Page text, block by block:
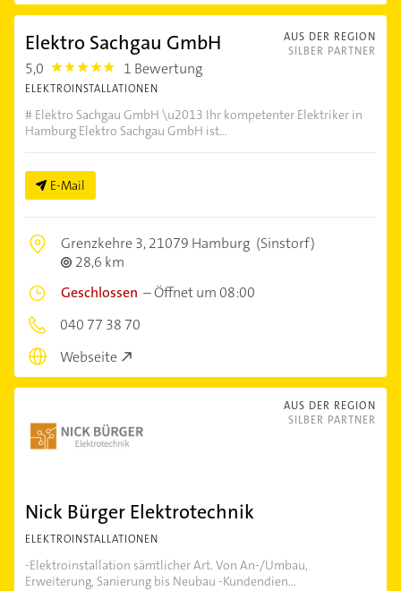
AUS DER REGION
SILBER PARTNER
Elektro Sachgau GmbH
5,0 5.0 1 Bewertung
ELEKTROINSTALLATIONEN
# Elektro Sachgau GmbH \u2013 Ihr kompetenter Elektriker in
Hamburg Elektro Sachgau GmbH ist...
E-Mail
Grenzkehre 3,21079 Hamburg (Sinstorf)
28,6 km
Geschlossen –Öffnet um 08:00
040 77 38 70
Webseite
AUS DER REGION
SILBER PARTNER
Nick Bürger Elektrotechnik
ELEKTROINSTALLATIONEN
-Elektroinstallation sämtlicher Art. Von An-/Umbau,
Erweiterung, Sanierung bis Neubau -Kundendien...